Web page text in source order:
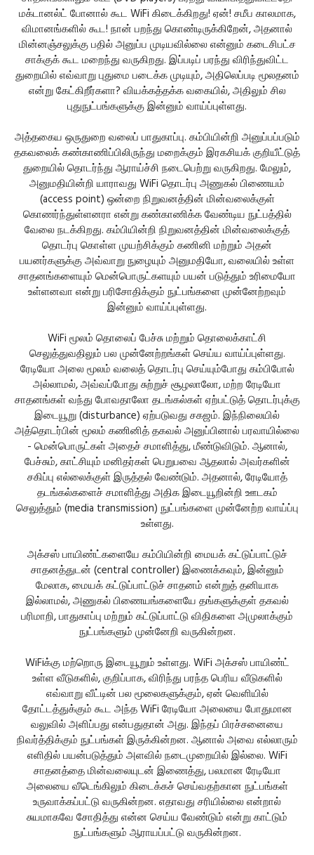
மக்டானல்ட் போனால் கூட WiFi கிடைக்கிறது! ஏன்! சமீப காலமாக,
விமானங்களில் கூட! நான் பறந்து கொண்டிருக்கிறேன், அதனால்
மின்னஞ்சலுக்கு பதில் அனுப்ப முடியவில்லை என்னும் கடைசிபட்ச
சாக்குக் கூட மறைந்து வருகிறது. இப்படிப் பரந்து விரிந்துவிட்ட
துறையில் எவ்வாறு புதுமை படைக்க முடியும், அதிலெப்படி மூலதனம்
என்று கேட்கிறீர்களா? வியக்கத்தக்க வகையில், அதிலும் சில
புதுநுட்பங்களுக்கு இன்னும் வாய்ப்புள்ளது.
அத்தகைய ஒருதுறை வலைப் பாதுகாப்பு. கம்பியின்றி அனுப்பப்படும்
தகவலைக் கண்காணிப்பிலிருந்து மறைக்கும் இரகசியக் குறியீட்டுத்
துறையில் தொடர்ந்து ஆராய்ச்சி நடைபெற்று வருகிறது. மேலும்,
அனுமதியின்றி யாராவது WiFi தொடர்பு அணுகல் பிணையம்
(access point) ஒன்றை நிறுவனத்தின் மின்வலைக்குள்
கொணர்ந்துள்ளனரா என்று கண்காணிக்க வேண்டிய நுட்பத்தில்
வேலை நடக்கிறது. கம்பியின்றி நிறுவனத்தின் மின்வலைக்குத்
தொடர்பு கொள்ள முயற்சிக்கும் கணினி மற்றும் அதன்
பயனர்களுக்கு அவ்வாறு நுழையும் அனுமதியோ, வலையில் உள்ள
சாதனங்களையும் மென்பொருட்களயும் பயன் படுத்தும் உரிமையோ
உள்ளனவா என்று பரிசோதிக்கும் நுட்பங்களை முன்னேற்றவும்
இன்னும் வாய்ப்புள்ளது.
WiFi மூலம் தொலைப் பேச்சு மற்றும் தொலைக்காட்சி
செலுத்துவதிலும் பல முன்னேற்றங்கள் செய்ய வாய்ப்புள்ளது.
ரேடியோ அலை மூலம் வலைத் தொடர்பு செய்யும்போது கம்பிபோல்
அல்லாமல், அவ்வப்போது சுற்றுச் சூழலாலோ, மற்ற ரேடியோ
சாதனங்கள் வந்து போவதாலோ தடங்கல்கள் ஏற்பட்டுத் தொடர்புக்கு
இடையூறு (disturbance) ஏற்படுவது சகஜம். இந்நிலையில்
அத்தொடர்பின் மூலம் கணினித் தகவல் அனுப்பினால் பரவாயில்லை
- மென்பொருட்கள் அதைச் சமாளித்து, மீண்டுவிடும். ஆனால்,
பேச்சும், காட்சியும் மனிதர்கள் பெறுபவை ஆதலால் அவர்களின்
சகிப்பு எல்லைக்குள் இருத்தல் வேண்டும். அதனால், ரேடியோத்
தடங்கல்களைச் சமாளித்து அதிக இடையூறின்றி ஊடகம்
செலுத்தும் (media transmission) நுட்பங்களை முன்னேற்ற வாய்ப்பு
உள்ளது.
அக்சஸ் பாயிண்ட்களையே கம்பியின்றி மையக் கட்டுப்பாட்டுச்
சாதனத்துடன் (central controller) இணைக்கவும், இன்னும்
மேலாக, மையக் கட்டுப்பாட்டுச் சாதனம் என்றுத் தனியாக
இல்லாமல், அணுகல் பிணையங்களையே தங்களுக்குள் தகவல்
பரிமாறி, பாதுகாப்பு மற்றும் கட்டுப்பாட்டு விதிகளை அமுலாக்கும்
நுட்பங்களும் முன்னேறி வருகின்றன.
WiFiக்கு மற்றொரு இடையூறும் உள்ளது. WiFi அக்சஸ் பாயிண்ட்
உள்ள வீடுகளில், குறிப்பாக, விரிந்து பரந்த பெரிய வீடுகளில்
எவ்வாறு வீட்டின் பல மூலைகளுக்கும், ஏன் வெளியில்
தோட்டத்துக்கும் கூட அந்த WiFi ரேடியோ அலையை போதுமான
வலுவில் அளிப்பது என்பதுதான் அது. இந்தப் பிரச்சனையை
நிவர்த்திக்கும் நுட்பங்கள் இருக்கின்றன. ஆனால் அவை எல்லாரும்
எளிதில் பயன்படுத்தும் அளவில் நடைமுறையில் இல்லை. WiFi
சாதனத்தை மின்வலையுடன் இணைத்து, பலமான ரேடியோ
அலையை வீடெங்கிலும் கிடைக்கச் செய்வதற்கான நுட்பங்கள்
உருவாக்கப்பட்டு வருகின்றன. எதாவது சரியில்லை என்றால்
சுயமாகவே சோதித்து என்ன செய்ய வேண்டும் என்று காட்டும்
நுட்பங்களும் ஆராயப்பட்டு வருகின்றன.